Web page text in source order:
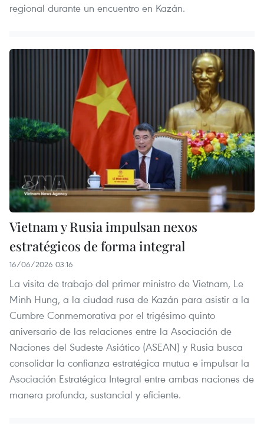
regional durante un encuentro en Kazán.
Vietnam y Rusia impulsan nexos
estratégicos de forma integral
16/06/2026 03:16
La visita de trabajo del primer ministro de Vietnam, Le
Minh Hung, a la ciudad rusa de Kazán para asistir a la
Cumbre Conmemorativa por el trigésimo quinto
aniversario de las relaciones entre la Asociación de
Naciones del Sudeste Asiático (ASEAN) y Rusia busca
consolidar la confianza estratégica mutua e impulsar la
Asociación Estratégica Integral entre ambas naciones de
manera profunda, sustancial y eficiente.